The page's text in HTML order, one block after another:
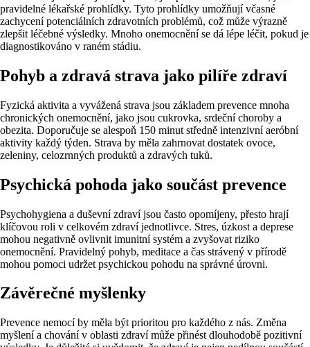
pravidelné lékařské prohlídky. Tyto prohlídky umožňují včasné
zachycení potenciálních zdravotních problémů, což může výrazně
zlepšit léčebné výsledky. Mnoho onemocnění se dá lépe léčit, pokud je
diagnostikováno v raném stádiu.
Pohyb a zdravá strava jako pilíře zdraví
Fyzická aktivita a vyvážená strava jsou základem prevence mnoha
chronických onemocnění, jako jsou cukrovka, srdeční choroby a
obezita. Doporučuje se alespoň 150 minut středně intenzivní aeróbní
aktivity každý týden. Strava by měla zahrnovat dostatek ovoce,
zeleniny, celozrnných produktů a zdravých tuků.
Psychická pohoda jako součást prevence
Psychohygiena a duševní zdraví jsou často opomíjeny, přesto hrají
klíčovou roli v celkovém zdraví jednotlivce. Stres, úzkost a deprese
mohou negativně ovlivnit imunitní systém a zvyšovat riziko
onemocnění. Pravidelný pohyb, meditace a čas strávený v přírodě
mohou pomoci udržet psychickou pohodu na správné úrovni.
Závěrečné myšlenky
Prevence nemocí by měla být prioritou pro každého z nás. Změna
myšlení a chování v oblasti zdraví může přinést dlouhodobě pozitivní